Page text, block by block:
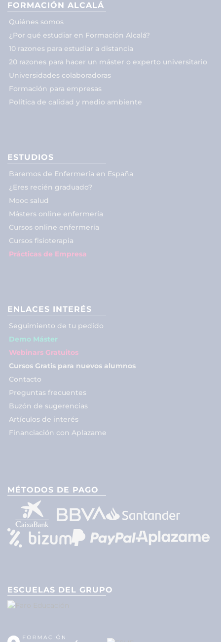
FORMACIÓN ALCALÁ
Quiénes somos
¿Por qué estudiar en Formación Alcalá?
10 razones para estudiar a distancia
20 razones para hacer un máster o experto universitario
Universidades colaboradoras
Formación para empresas
Política de calidad y medio ambiente
ESTUDIOS
Baremos de Enfermería en España
¿Eres recién graduado?
Mooc salud
Másters online enfermería
Cursos online enfermería
Cursos fisioterapia
Prácticas de Empresa
ENLACES INTERÉS
Seguimiento de tu pedido
Demo Máster
Webinars Gratuitos
Cursos Gratis para nuevos alumnos
Contacto
Preguntas frecuentes
Buzón de sugerencias
Artículos de interés
Financiación con Aplazame
MÉTODOS DE PAGO
ESCUELAS DEL GRUPO